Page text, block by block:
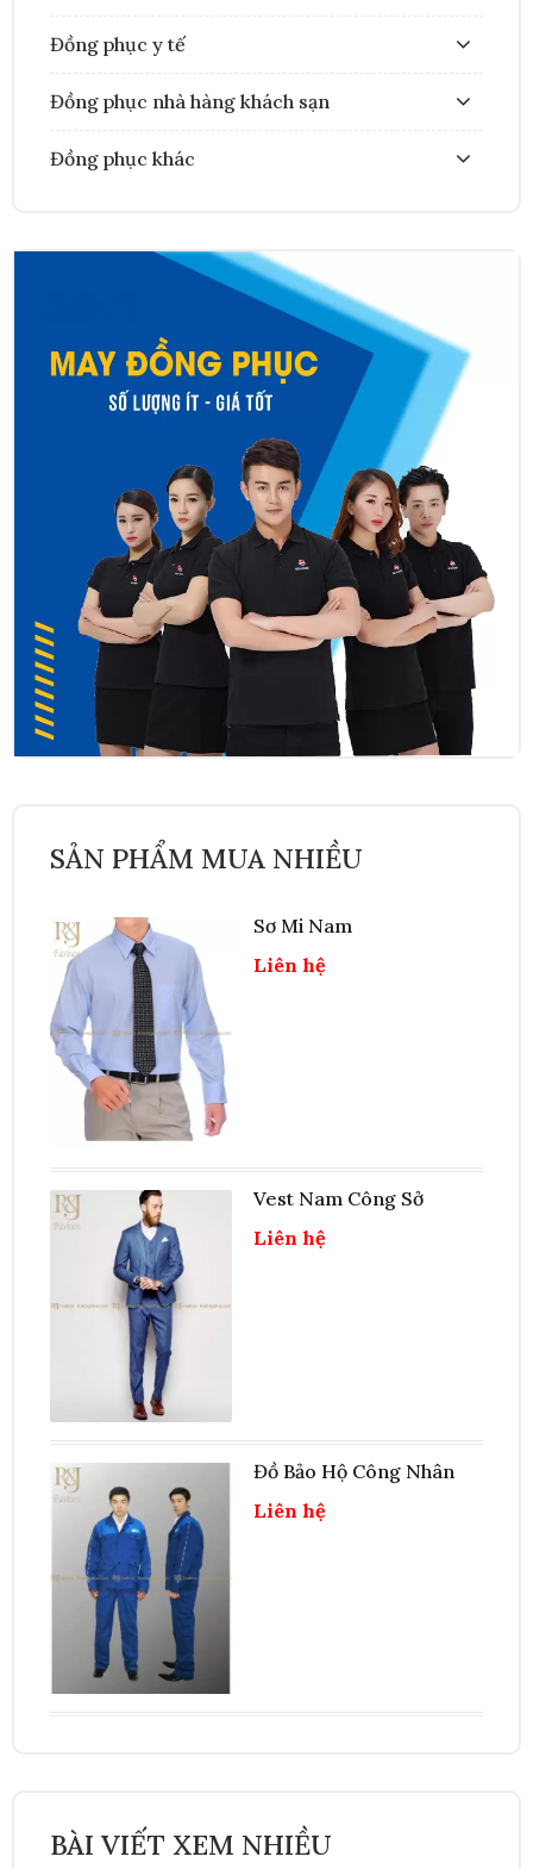
Đồng phục y tế
Đồng phục nhà hàng khách sạn
Đồng phục khác
SẢN PHẨM MUA NHIỀU
Sơ Mi Nam
Liên hệ
Vest Nam Công Sở
Liên hệ
Đồ Bảo Hộ Công Nhân
Liên hệ
BÀI VIẾT XEM NHIỀU